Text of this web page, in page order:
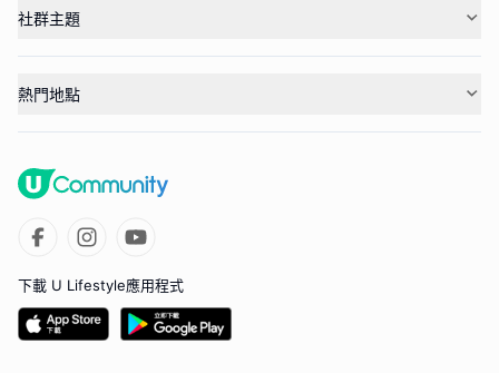
社群主題
熱門地點
下載 U Lifestyle應用程式